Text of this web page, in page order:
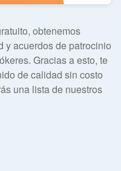
obtenemos
y acuerdos de patrocinio
Gracias a esto, te
de calidad sin costo
una lista de nuestros